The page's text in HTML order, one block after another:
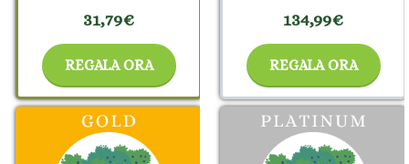
31,79€
REGALA ORA
134,99€
REGALA ORA